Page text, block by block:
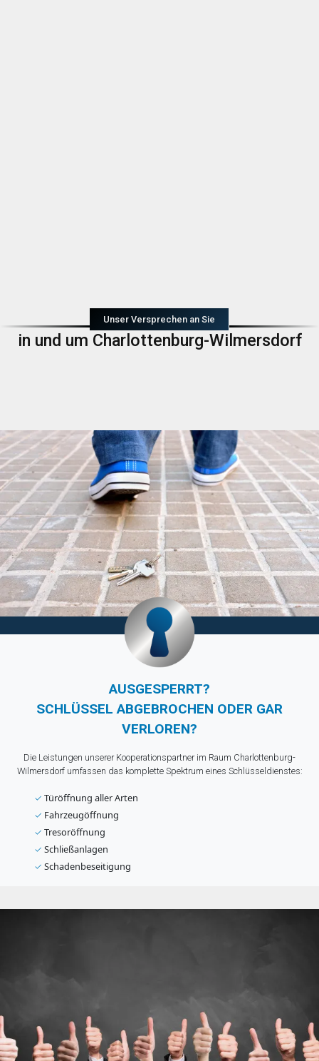
Unser Versprechen an Sie
in und um Charlottenburg-Wilmersdorf
AUSGESPERRT?
SCHLÜSSEL ABGEBROCHEN ODER GAR
VERLOREN?
Die Leistungen unserer Kooperationspartner im Raum Charlottenburg-
Wilmersdorf umfassen das komplette Spektrum eines Schlüsseldienstes:
✓ Türöffnung aller Arten
✓ Fahrzeugöffnung
✓ Tresoröffnung
✓ Schließanlagen
✓ Schadenbeseitigung